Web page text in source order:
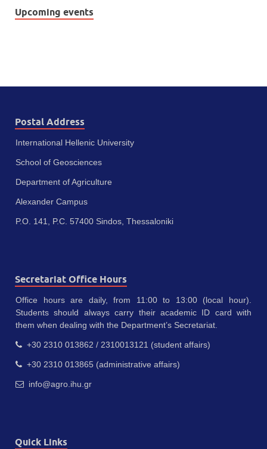
Upcoming events
Postal Address
International Hellenic University
School of Geosciences
Department of Agriculture
Alexander Campus
P.O. 141, P.C. 57400 Sindos, Thessaloniki
Secretariat Office Hours
Office hours are daily, from 11:00 to 13:00 (local hour).
Students should always carry their academic ID card with
them when dealing with the Department’s Secretariat.
+30 2310 013862 / 2310013121 (student affairs)
+30 2310 013865 (administrative affairs)
info@agro.ihu.gr
Quick Links